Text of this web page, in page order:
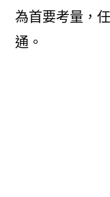
為首要考量，
通。